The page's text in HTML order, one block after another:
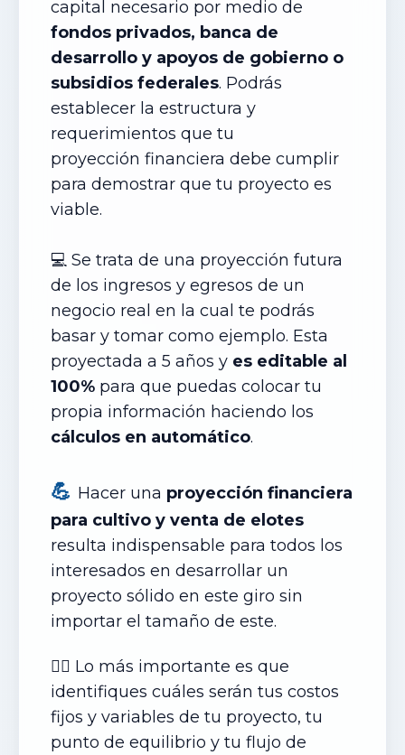
capital necesario por medio de
fondos privados, banca de
desarrollo y apoyos de gobierno o
subsidios federales. Podrás
establecer la estructura y
requerimientos que tu
proyección financiera debe cumplir
para demostrar que tu proyecto es
viable.
💻 Se trata de una proyección futura
de los ingresos y egresos de un
negocio real en la cual te podrás
basar y tomar como ejemplo. Esta
proyectada a 5 años y es editable al
100% para que puedas colocar tu
propia información haciendo los
cálculos en automático.
💪 Hacer una proyección financiera
para cultivo y venta de elotes
resulta indispensable para todos los
interesados en desarrollar un
proyecto sólido en este giro sin
importar el tamaño de este.
✍🏻 Lo más importante es que
identifiques cuáles serán tus costos
fijos y variables de tu proyecto, tu
punto de equilibrio y tu flujo de